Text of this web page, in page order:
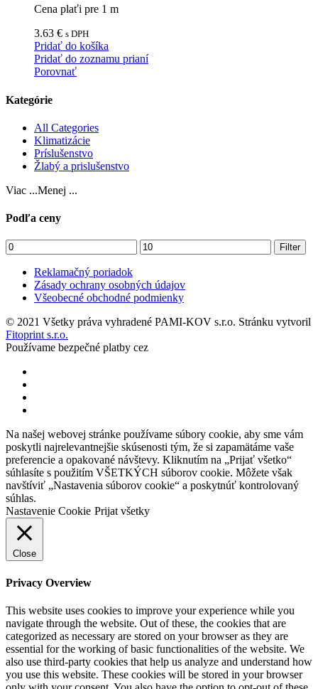
Cena plaťi pre 1 m
3.63 € s DPH
Pridať do košíka
Pridať do zoznamu prianí
Porovnať
Kategórie
All Categories
Klimatizácie
Príslušenstvo
Žlabý a prislušenstvo
Viac ...Menej ...
Podľa ceny
Filter
Reklamačný poriadok
Zásady ochrany osobných údajov
Všeobecné obchodné podmienky
© 2021 Všetky práva vyhradené PAMI-KOV s.r.o. Stránku vytvoril
Fitoprint s.r.o.
Používame bezpečné platby cez
Na našej webovej stránke používame súbory cookie, aby sme vám
poskytli najrelevantnejšie skúsenosti tým, že si zapamätáme vaše
preferencie a opakované návštevy. Kliknutím na „Prijať všetko“
súhlasíte s použitím VŠETKÝCH súborov cookie. Môžete však
navštíviť „Nastavenia súborov cookie“ a poskytnúť kontrolovaný
súhlas.
Nastavenie Cookie Prijat všetky
Close
Privacy Overview
This website uses cookies to improve your experience while you
navigate through the website. Out of these, the cookies that are
categorized as necessary are stored on your browser as they are
essential for the working of basic functionalities of the website. We
also use third-party cookies that help us analyze and understand how
you use this website. These cookies will be stored in your browser